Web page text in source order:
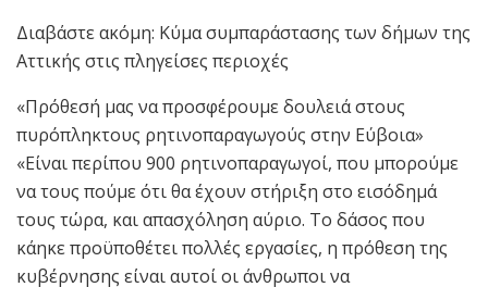
Διαβάστε ακόμη: Κύμα συμπαράστασης των δήμων της
Αττικής στις πληγείσες περιοχές
«Πρόθεσή μας να προσφέρουμε δουλειά στους
πυρόπληκτους ρητινοπαραγωγούς στην Εύβοια»
«Είναι περίπου 900 ρητινοπαραγωγοί, που μπορούμε
να τους πούμε ότι θα έχουν στήριξη στο εισόδημά
τους τώρα, και απασχόληση αύριο. Το δάσος που
κάηκε προϋποθέτει πολλές εργασίες, η πρόθεση της
κυβέρνησης είναι αυτοί οι άνθρωποι να